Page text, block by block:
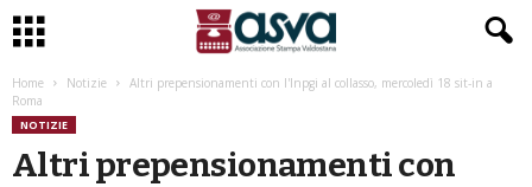
Home Notizie
Altri prepensionamenti con l'Inpgi al collasso, mercoledì 18 sit-in a
Roma
NOTIZIE
Altri prepensionamenti con